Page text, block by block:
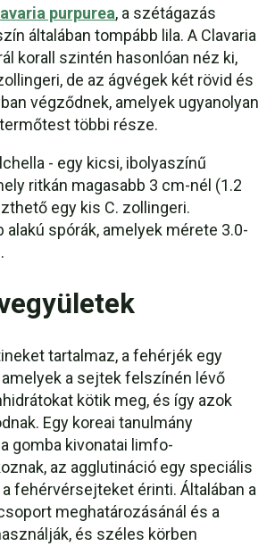
purpurea, a szétágazás
általában tompább lila. A Clavaria
korall szintén hasonlóan néz ki,
de az ágvégek két rövid és
végződnek, amelyek ugyanolyan
többi része.
- egy kicsi, ibolyaszínű
ritkán magasabb 3 cm-nél (1.2
egy kis C. zollingeri.
alakú spórák, amelyek mérete 3.0-
tartalmaz, a fehérjék egy
a sejtek felszínén lévő
kötik meg, és így azok
Egy koreai tanulmány
gomba kivonatai limfo-
az agglutináció egy speciális
fehérvérsejteket érinti. Általában a
meghatározásánál és a
és széles körben